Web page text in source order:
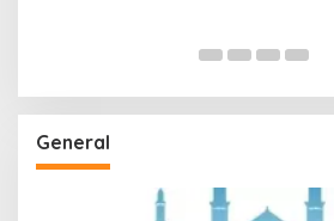
General